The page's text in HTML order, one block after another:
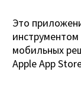
Это
мобильных
Apple App